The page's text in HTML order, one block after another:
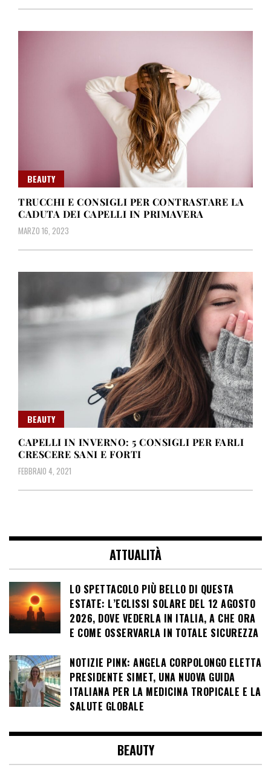
BEAUTY
TRUCCHI E CONSIGLI PER CONTRASTARE LA
CADUTA DEI CAPELLI IN PRIMAVERA
MARZO 16, 2023
BEAUTY
CAPELLI IN INVERNO: 5 CONSIGLI PER FARLI
CRESCERE SANI E FORTI
FEBBRAIO 4, 2021
ATTUALITÀ
LO SPETTACOLO PIÙ BELLO DI QUESTA
ESTATE: L’ECLISSI SOLARE DEL 12 AGOSTO
2026, DOVE VEDERLA IN ITALIA, A CHE ORA
E COME OSSERVARLA IN TOTALE SICUREZZA
NOTIZIE PINK: ANGELA CORPOLONGO ELETTA
PRESIDENTE SIMET, UNA NUOVA GUIDA
ITALIANA PER LA MEDICINA TROPICALE E LA
SALUTE GLOBALE
BEAUTY